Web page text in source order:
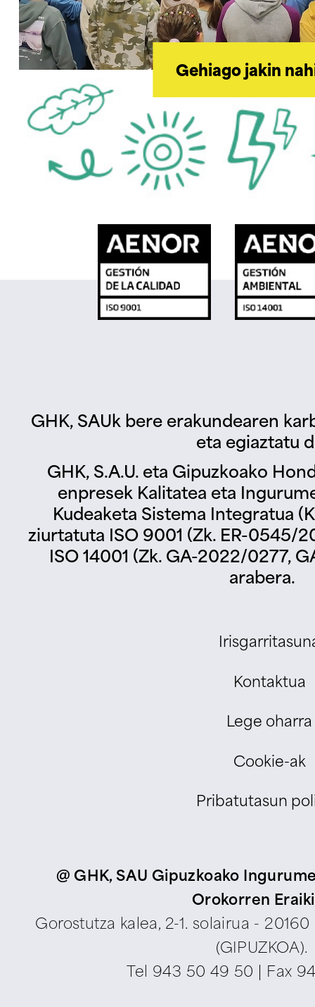
Gehiago jakin
GHK, SAUk bere erakundearen
eta egiaztatu
GHK, S.A.U. eta Gipuzkoako
enpresek Kalitatea eta
Kudeaketa Sistema Integratua
ziurtatuta ISO 9001 (Zk. ER-0545/
ISO 14001 (Zk. GA-2022/0277,
arabera.
Kontaktua
Lege oharra
Cookie-ak
Pribatutasun
@ GHK, SAU Gipuzkoako
Orokorren
Gorostutza kalea, 2-1. solairua -
(GIPUZKOA).
Tel 943 50 49 50 | Fax